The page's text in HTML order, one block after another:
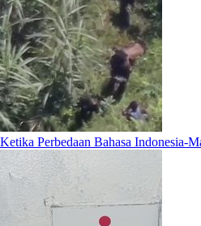
Ketika Perbedaan Bahasa Indonesia-